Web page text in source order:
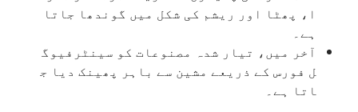
ا، پھٹا اور ریشم کی شکل میں گوندھا جاتا
ہے۔
آخر میں، تیار شدہ مصنوعات کو سینٹرفیوگ
ل فورس کے ذریعے مشین سے باہر پھینک دیا ج
اتا ہے۔